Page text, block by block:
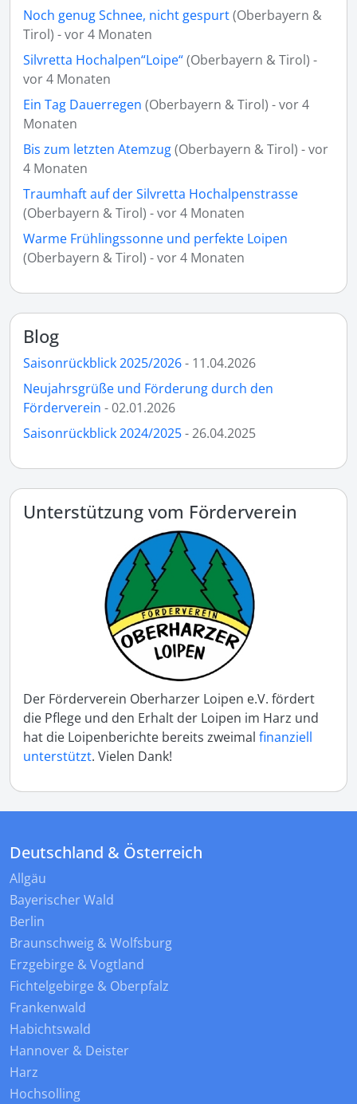
Noch genug Schnee, nicht gespurt(Oberbayern &
Tirol) - vor 4 Monaten
Silvretta Hochalpen“Loipe“(Oberbayern & Tirol) -
vor 4 Monaten
Ein Tag Dauerregen (Oberbayern & Tirol) - vor 4
Monaten
Bis zum letzten Atemzug(Oberbayern & Tirol) - vor
4 Monaten
Traumhaft auf der Silvretta Hochalpenstrasse
(Oberbayern & Tirol) - vor 4 Monaten
Warme Frühlingssonne und perfekte Loipen
(Oberbayern & Tirol) - vor 4 Monaten
Blog
Saisonrückblick 2025/2026- 11.04.2026
Neujahrsgrüße und Förderung durch den
Förderverein - 02.01.2026
Saisonrückblick 2024/2025- 26.04.2025
Unterstützung vom Förderverein
Der Förderverein Oberharzer Loipen e.V. fördert
die Pflege und den Erhalt der Loipen im Harz und
hat die Loipenberichte bereits zweimal finanziell
unterstützt. Vielen Dank!
Deutschland & Österreich
Allgäu
Bayerischer Wald
Berlin
Braunschweig & Wolfsburg
Erzgebirge & Vogtland
Fichtelgebirge & Oberpfalz
Frankenwald
Habichtswald
Hannover & Deister
Harz
Hochsolling